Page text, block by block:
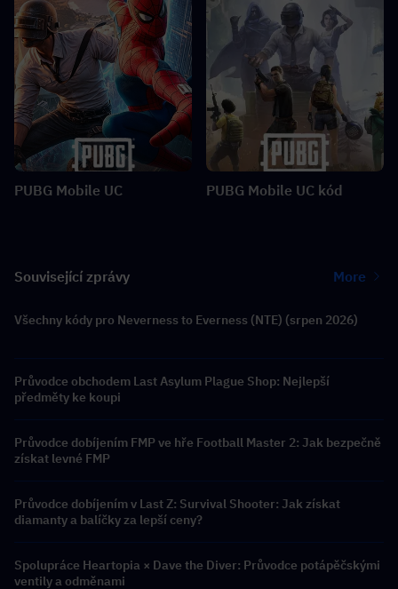
PUBG Mobile UC PUBG Mobile UC kód
Související zprávy More
Všechny kódy pro Neverness to Everness (NTE) (srpen 2026)
Průvodce obchodem Last Asylum Plague Shop: Nejlepší
předměty ke koupi
Průvodce dobíjením FMP ve hře Football Master 2: Jak bezpečně
získat levné FMP
Průvodce dobíjením v Last Z: Survival Shooter: Jak získat
diamanty a balíčky za lepší ceny?
Spolupráce Heartopia × Dave the Diver: Průvodce potápěčskými
ventily a odměnami